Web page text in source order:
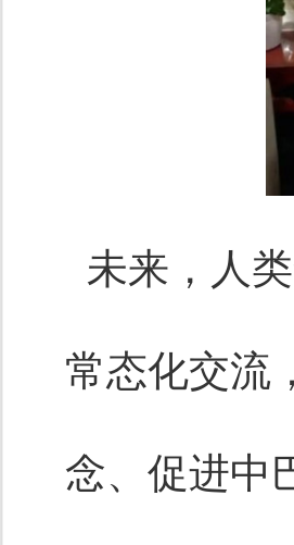
未来，人
常态化交流
念、促进中